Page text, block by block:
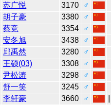
苏广悦 3170
♂
胡子豪 3380
♂
蔡竞 3354
♂
安冬旭 3438
♂
邱禹然 3280
♂
王硕(03) 3308
♂
尹松涛 3298
♂
舒一笑 3245
♂
李轩豪 3660 ♂